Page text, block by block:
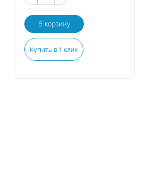
В корзину
Купить в 1 клик